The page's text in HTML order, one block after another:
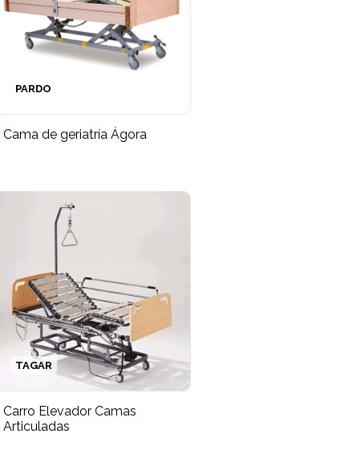
Cama de geriatría Ágora
PARDO
Carro Elevador Camas
Articuladas
TAGAR